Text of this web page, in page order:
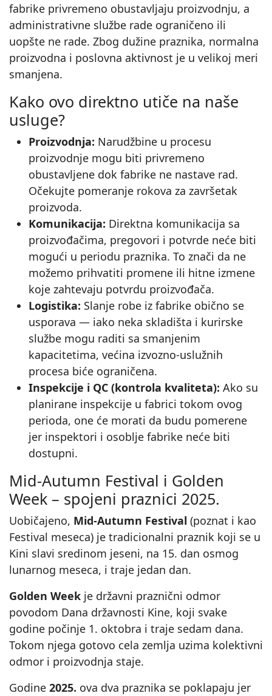
fabrike privremeno obustavljaju proizvodnju, a
administrativne službe rade ograničeno ili
uopšte ne rade. Zbog dužine praznika, normalna
proizvodna i poslovna aktivnost je u velikoj meri
smanjena.
Kako ovo direktno utiče na naše
usluge?
Proizvodnja: Narudžbine u procesu
proizvodnje mogu biti privremeno
obustavljene dok fabrike ne nastave rad.
Očekujte pomeranje rokova za završetak
proizvoda.
Komunikacija: Direktna komunikacija sa
proizvođačima, pregovori i potvrde neće biti
mogući u periodu praznika. To znači da ne
možemo prihvatiti promene ili hitne izmene
koje zahtevaju potvrdu proizvođača.
Logistika: Slanje robe iz fabrike obično se
usporava — iako neka skladišta i kurirske
službe mogu raditi sa smanjenim
kapacitetima, većina izvozno‑uslužnih
procesa biće ograničena.
Inspekcije i QC (kontrola kvaliteta): Ako su
planirane inspekcije u fabrici tokom ovog
perioda, one će morati da budu pomerene
jer inspektori i osoblje fabrike neće biti
dostupni.
Mid-Autumn Festival i Golden
Week – spojeni praznici 2025.
Uobičajeno, Mid-Autumn Festival (poznat i kao
Festival meseca) je tradicionalni praznik koji se u
Kini slavi sredinom jeseni, na 15. dan osmog
lunarnog meseca, i traje jedan dan.
Golden Week je državni praznični odmor
povodom Dana državnosti Kine, koji svake
godine počinje 1. oktobra i traje sedam dana.
Tokom njega gotovo cela zemlja uzima kolektivni
odmor i proizvodnja staje.
Godine 2025. ova dva praznika se poklapaju jer